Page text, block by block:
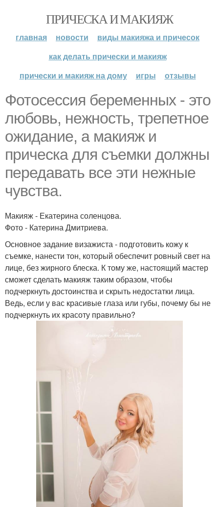
ПРИЧЕСКА И МАКИЯЖ
главная новости
виды макияжа и причесок
как делать прически и макияж
прически и макияж на дому
игры отзывы
Фотосессия беременных - это
любовь, нежность, трепетное
ожидание, а макияж и
прическа для съемки должны
передавать все эти нежные
чувства.
Макияж - Екатерина соленцова.
Фото - Катерина Дмитриева.
Основное задание визажиста - подготовить кожу к
съемке, нанести тон, который обеспечит ровный свет на
лице, без жирного блеска. К тому же, настоящий мастер
сможет сделать макияж таким образом, чтобы
подчеркнуть достоинства и скрыть недостатки лица.
Ведь, если у вас красивые глаза или губы, почему бы не
подчеркнуть их красоту правильно?